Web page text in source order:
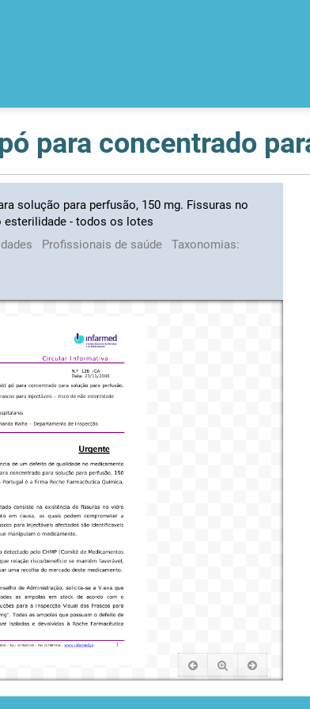
solução para perfusão, 150 mg. Fissuras no
esterilidade - todos os lotes
Profissionais de saúde
Taxonomias: